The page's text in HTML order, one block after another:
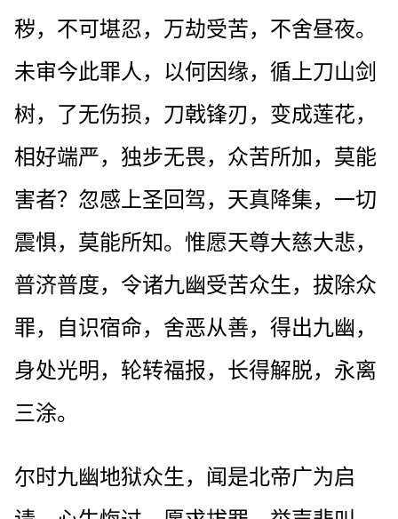
秽，不可堪忍，万劫受苦，不舍昼夜。
未审今此罪人，以何因缘，循上刀山剑
树，了无伤损，刀戟锋刃，变成莲花，
相好端严，独步无畏，众苦所加，莫能
害者？忽感上圣回驾，天真降集，一切
震惧，莫能所知。惟愿天尊大慈大悲，
普济普度，令诸九幽受苦众生，拔除众
罪，自识宿命，舍恶从善，得出九幽，
身处光明，轮转福报，长得解脱，永离
三涂。
尔时九幽地狱众生，闻是北帝广为启